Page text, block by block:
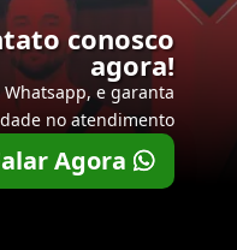
conosco
agora!
Whatsapp, e garanta
no atendimento
Agora